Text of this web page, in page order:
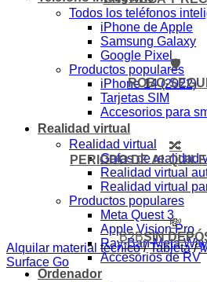
Todos los teléfonos
iPhone de Apple
Samsung Galaxy
Google Pixel
Productos populares
iPhone 14 (2022)
Tarjetas SIM
Accesorios para
Realidad virtual
Realidad virtual
Gafas de realidad
Realidad virtual
Realidad virtual
Productos populares
Meta Quest 3
Apple Vision Pro
Ray-Ban Meta
Accesorios de RV
Ordenador
🛡️
ROBO-
🔀
PERIODO DE
💸
B2BSIN
Alquilar material técnico / Tableta /
Surface Go